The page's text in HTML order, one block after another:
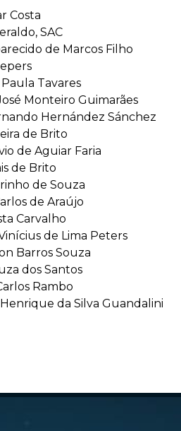
Costa
SAC
de Marcos Filho
Tavares
Monteiro Guimarães
Hernández Sánchez
de Brito
de Aguiar Faria
de Brito
de Souza
de Araújo
Carvalho
de Lima Peters
Barros Souza
dos Santos
Rambo
da Silva Guandalini